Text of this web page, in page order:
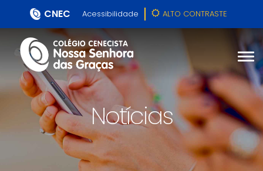
CNEC Acessibilidade ALTO CONTRASTE
Notícias